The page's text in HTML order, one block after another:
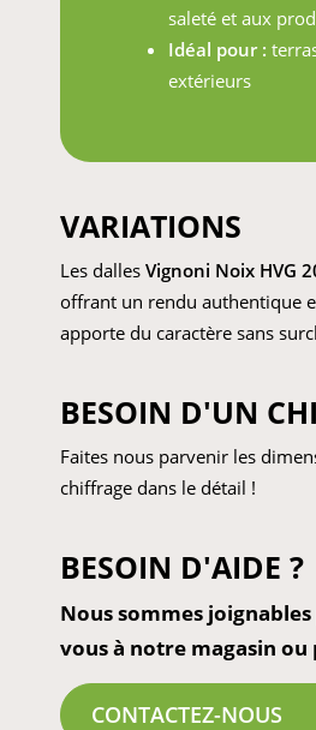
saleté et aux
Idéal pour :
extérieurs
VARIATIONS
Les dalles Vignoni Noix HVG
offrant un rendu authentique
apporte du caractère sans
BESOIN D'UN
Faites nous parvenir les
chiffrage dans le détail !
BESOIN D'AIDE ?
Nous sommes
vous à notre magasin ou
CONTACTEZ-NOUS